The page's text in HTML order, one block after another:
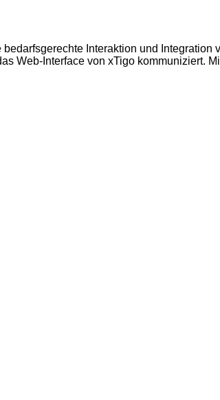
Interaktion und
Web-Interface von xTigo kommuniziert.